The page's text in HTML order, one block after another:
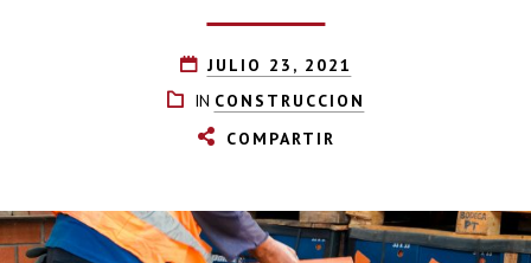
JULIO 23, 2021
IN CONSTRUCCION
COMPARTIR